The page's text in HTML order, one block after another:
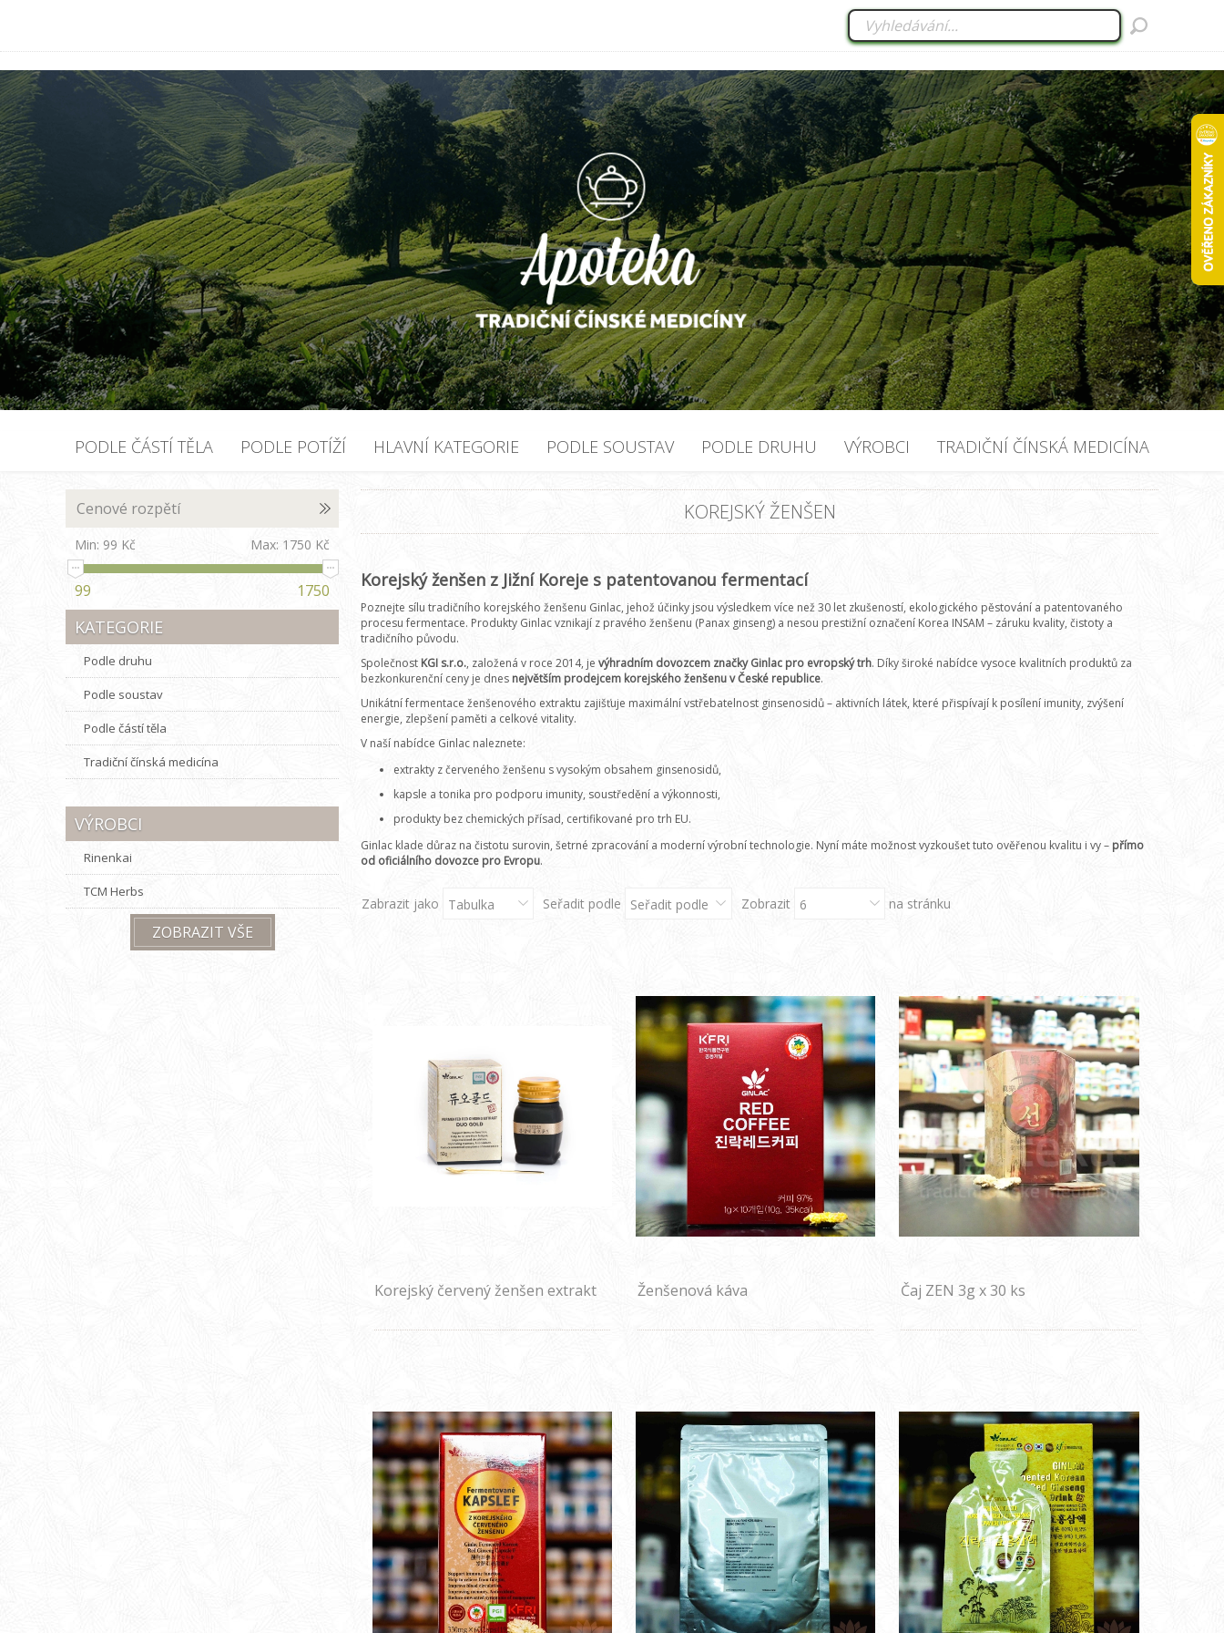
PODLE ČÁSTÍ TĚLA PODLE POTÍŽÍ HLAVNÍ KATEGORIE PODLE SOUSTAV PODLE DRUHU VÝROBCI TRADIČNÍ ČÍNSKÁ MEDICÍNA
KOREJSKÝ ŽENŠEN
Korejský ženšen z Jižní Koreje s patentovanou fermentací
Poznejte sílu tradičního korejského ženšenu Ginlac, jehož účinky jsou výsledkem více než 30 let zkušeností, ekologického pěstování a patentovaného
procesu fermentace. Produkty Ginlac vznikají z pravého ženšenu (Panax ginseng) a nesou prestižní označení Korea INSAM – záruku kvality, čistoty a
tradičního původu.
SpolečnostKGI s.r.o., založená v roce 2014, je výhradním dovozcem značky Ginlac pro evropský trh. Díky široké nabídce vysoce kvalitních produktů za
bezkonkurenční ceny je dnes největším prodejcem korejského ženšenu v České republice.
Unikátní fermentace ženšenového extraktu zajišťuje maximální vstřebatelnost ginsenosidů – aktivních látek, které přispívají k posílení imunity, zvýšení
energie, zlepšení paměti a celkové vitality.
V naší nabídce Ginlac naleznete:
extrakty z červeného ženšenu s vysokým obsahem ginsenosidů,
kapsle a tonika pro podporu imunity, soustředění a výkonnosti,
produkty bez chemických přísad, certifikované pro trh EU.
Ginlac klade důraz na čistotu surovin, šetrné zpracování a moderní výrobní technologie. Nyní máte možnost vyzkoušet tuto ověřenou kvalitu i vy – přímo
od oficiálního dovozce pro Evropu.
Zabrazit jako Tabulka Seřadit podle Seřadit podle Zobrazit 6 na stránku
Korejský červený ženšen extrakt
Ženšenová káva Čaj ZEN 3g x 30 ks
Cenové rozpětí
Min: 99 Kč Max: 1750 Kč
99 1750
KATEGORIE
Podle druhu
Podle soustav
Podle částí těla
Tradiční čínská medicína
VÝROBCI
Rinenkai
TCM Herbs
ZOBRAZIT VŠE